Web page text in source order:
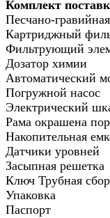
Комплект
Песчано-
Картриджный
Фильтрующий
Дозатор химии
Автоматический
Погружной насос
Электрический
Рама окрашена
Накопительная
Датчики уровней
Засыпная решетка
Ключ Трубная
Упаковка
Паспорт